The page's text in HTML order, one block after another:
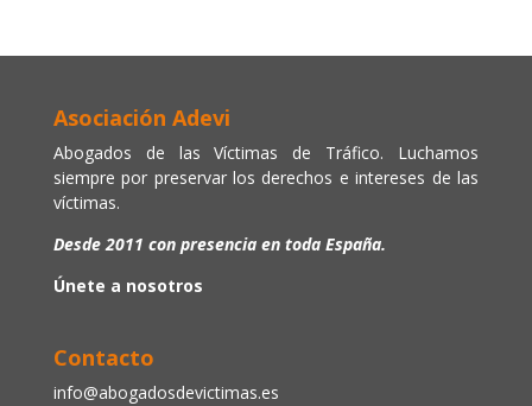
Asociación Adevi
Abogados de las Víctimas de Tráfico. Luchamos
siempre por preservar los derechos e intereses de las
víctimas.
Desde 2011 con presencia en toda España.
Únete a nosotros
Contacto
info@abogadosdevictimas.es